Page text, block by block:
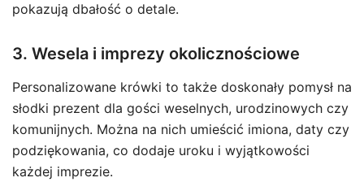
pokazują dbałość o detale.
3. Wesela i imprezy okolicznościowe
Personalizowane krówki to także doskonały pomysł na
słodki prezent dla gości weselnych, urodzinowych czy
komunijnych. Można na nich umieścić imiona, daty czy
podziękowania, co dodaje uroku i wyjątkowości
każdej imprezie.